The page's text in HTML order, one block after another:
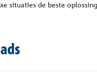
situaties de beste